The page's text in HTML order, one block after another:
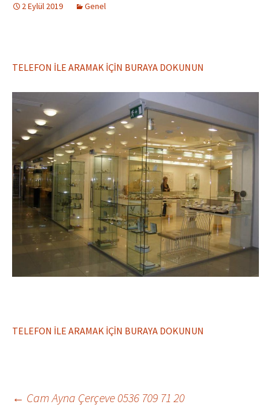
2 Eylül 2019 Genel
TELEFON İLE ARAMAK İÇİN BURAYA DOKUNUN
TELEFON İLE ARAMAK İÇİN BURAYA DOKUNUN
← Cam Ayna Çerçeve 0536 709 71 20